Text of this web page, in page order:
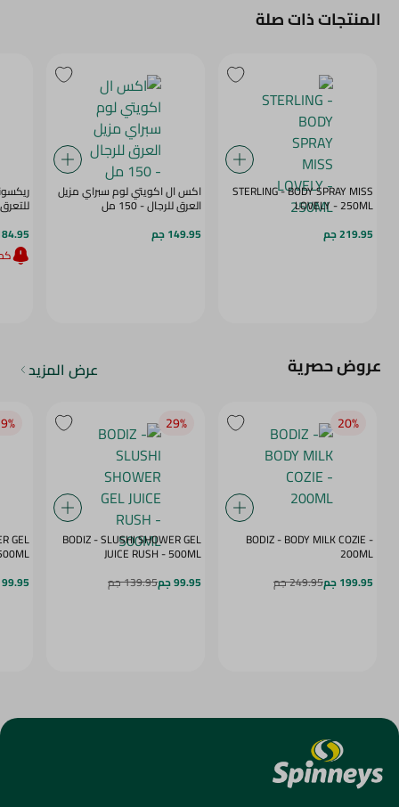
المنتجات ذات صلة
STERLING - BODY SPRAY MISS
LOVELY - 250ML
219.95 جم
اكس ال اكويتي لوم سبراي مزيل
العرق للرجال - 150 مل
149.95 جم
للتعرق
184.95
عروض حصرية عرض المزيد
20‎%‎
BODIZ - BODY MILK COZIE -
200ML
199.95 جم
249.95 جم
29‎%‎
BODIZ - SLUSHI SHOWER GEL
JUICE RUSH - 500ML
99.95 جم
139.95 جم
GEL
DAZE - 500ML
99.95 جم